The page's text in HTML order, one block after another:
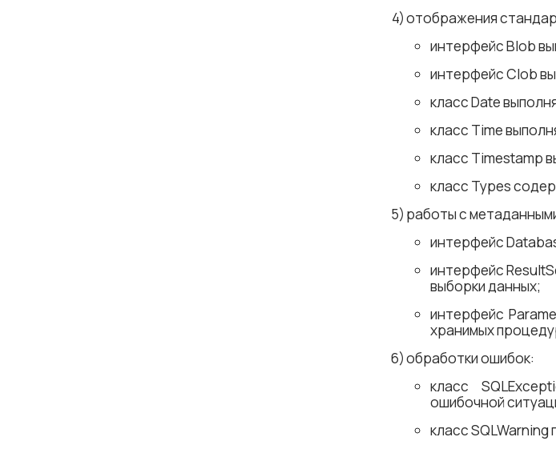
отображения
интерфейс Blob
интерфейс Clob
класс Date
класс Time
класс Timestamp
класс Types
работы с
интерфейс
интерфейс
выборки данных;
интерфейс
хранимых
обработки ошибок:
класс
ошибочной
класс